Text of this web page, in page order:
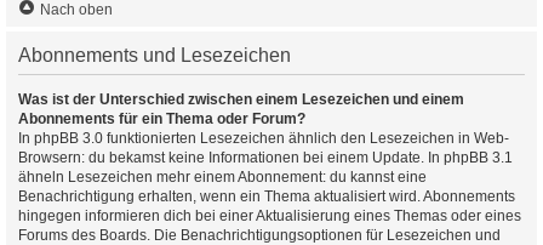
Nach oben
Abonnements und Lesezeichen
Was ist der Unterschied zwischen einem Lesezeichen und einem
Abonnements für ein Thema oder Forum?
In phpBB 3.0 funktionierten Lesezeichen ähnlich den Lesezeichen in Web-
Browsern: du bekamst keine Informationen bei einem Update. In phpBB 3.1
ähneln Lesezeichen mehr einem Abonnement: du kannst eine
Benachrichtigung erhalten, wenn ein Thema aktualisiert wird. Abonnements
hingegen informieren dich bei einer Aktualisierung eines Themas oder eines
Forums des Boards. Die Benachrichtigungsoptionen für Lesezeichen und